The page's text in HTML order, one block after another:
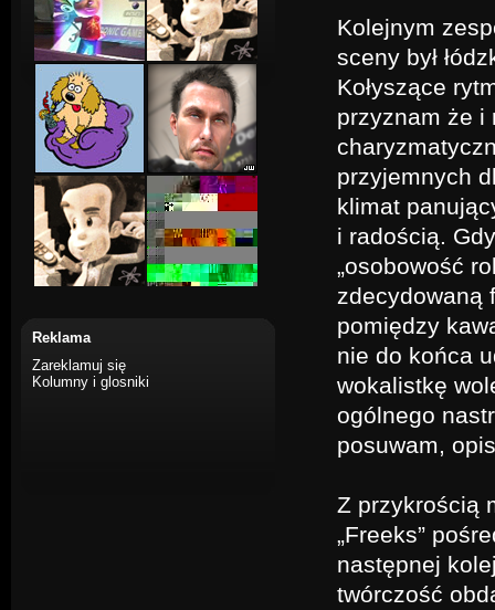
Reklama
Zareklamuj się
Kolumny i glosniki
Kolejnym
sceny był
Kołyszące
przyznam że i
przyjemnych
klimat
i radością.
„osobowość
zdecydowaną
pomiędzy
nie do końca
wokalistkę
ogólnego
posuwam,
Z przykrością
„Freeks”
następnej
twórczość